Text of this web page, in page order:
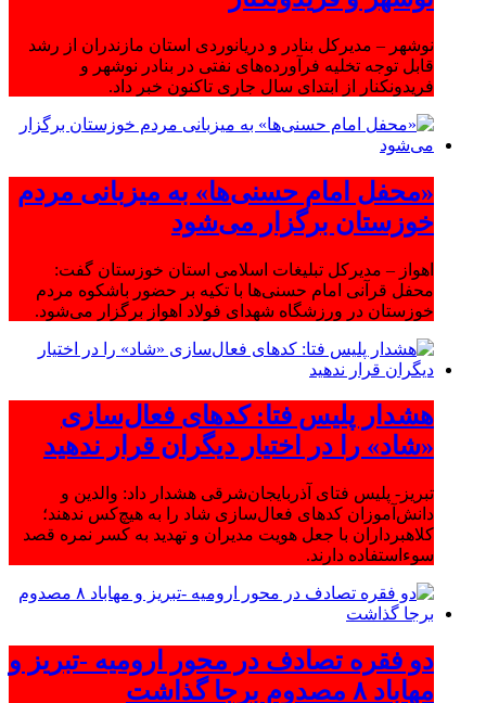
نوشهر – مدیرکل بنادر و دریانوردی استان مازندران از رشد
قابل توجه تخلیه فرآورده‌های نفتی در بنادر نوشهر و
فریدونکنار از ابتدای سال جاری تاکنون خبر داد.
«محفل امام حسنی‌ها» به میزبانی مردم
خوزستان برگزار می‌شود
اهواز – مدیرکل تبلیغات اسلامی استان خوزستان گفت:
محفل قرآنی امام حسنی‌ها با تکیه بر حضور باشکوه مردم
خوزستان در ورزشگاه شهدای فولاد اهواز برگزار می‌شود.
هشدار پلیس فتا: کدهای فعال‌سازی
«شاد» را در اختیار دیگران قرار ندهید
تبریز- پلیس فتای آذربایجان‌شرقی هشدار داد: والدین و
دانش‌آموزان کدهای فعال‌سازی شاد را به هیچ‌کس ندهند؛
کلاهبرداران با جعل هویت مدیران و تهدید به کسر نمره قصد
سوءاستفاده دارند.
دو فقره تصادف در محور ارومیه -تبریز و
مهاباد ۸ مصدوم برجا گذاشت